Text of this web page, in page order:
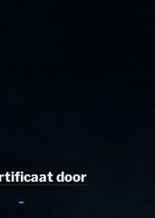
door